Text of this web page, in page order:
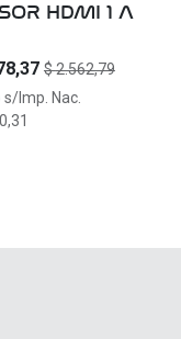
HDMI 1 A
$2.562,79
s/Imp. Nac.